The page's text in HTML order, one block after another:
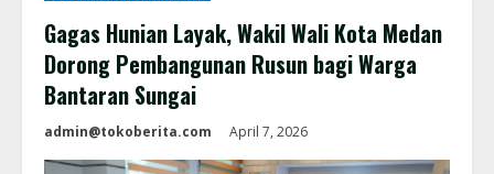
Gagas Hunian Layak, Wakil Wali Kota Medan
Dorong Pembangunan Rusun bagi Warga
Bantaran Sungai
admin@tokoberita.com April 7, 2026